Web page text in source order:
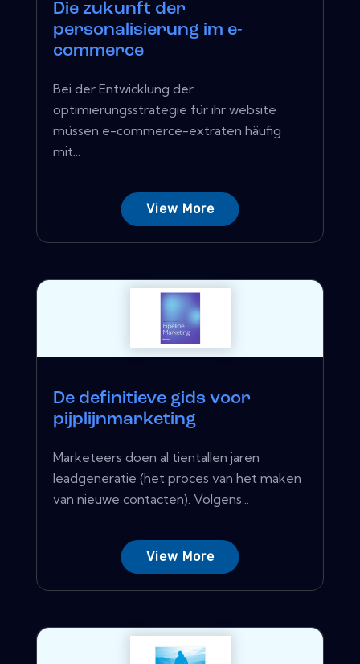
Die zukunft der
personalisierung im e-
commerce
Bei der Entwicklung der
optimierungsstrategie für ihr website
müssen e-commerce-extraten häufig
mit...
View More
De definitieve gids voor
pijplijnmarketing
Marketeers doen al tientallen jaren
leadgeneratie (het proces van het maken
van nieuwe contacten). Volgens...
View More